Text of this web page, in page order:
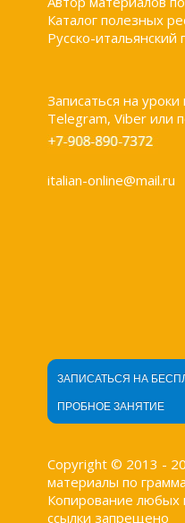
Каталог полезных
Русско-
Записаться на
Telegram, Viber или
italian-online@mail.ru
ЗАПИСАТЬСЯ НА
ПРОБНОЕ ЗАНЯТИЕ
Copyright © 2013 -
материалы по
Копирование любых
ссылки запрещено